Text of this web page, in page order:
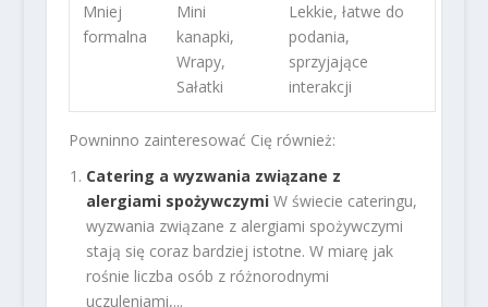
Mniej
formalna
Mini
kanapki,
Wrapy,
Sałatki
Lekkie, łatwe do
podania,
sprzyjające
interakcji
Powninno zainteresować Cię również:
Catering a wyzwania związane z
alergiami spożywczymi W świecie cateringu,
wyzwania związane z alergiami spożywczymi
stają się coraz bardziej istotne. W miarę jak
rośnie liczba osób z różnorodnymi
uczuleniami,...